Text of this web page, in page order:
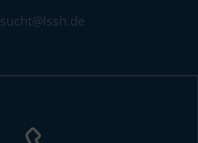
sucht@lssh.de